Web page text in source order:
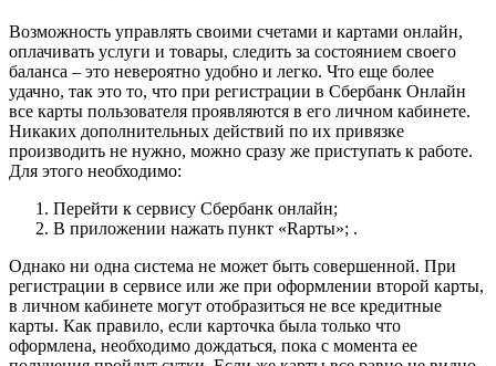
Возможность управлять своими счетами и картами онлайн,
оплачивать услуги и товары, следить за состоянием своего
баланса – это невероятно удобно и легко. Что еще более
удачно, так это то, что при регистрации в Сбербанк Онлайн
все карты пользователя проявляются в его личном кабинете.
Никаких дополнительных действий по их привязке
производить не нужно, можно сразу же приступать к работе.
Для этого необходимо:
Перейти к сервису Сбербанк онлайн;
В приложении нажать пункт «Rарты»; .
Однако ни одна система не может быть совершенной. При
регистрации в сервисе или же при оформлении второй карты,
в личном кабинете могут отобразиться не все кредитные
карты. Как правило, если карточка была только что
оформлена, необходимо дождаться, пока с момента ее